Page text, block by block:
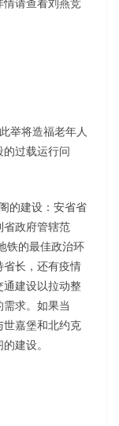
举将造福老年人
过载运行问
的建设：安省省
省政府管辖范
铁的最佳政治环
长，还有疫情
建设以拉动整
求。如果当
嘉堡和北约克
建设。